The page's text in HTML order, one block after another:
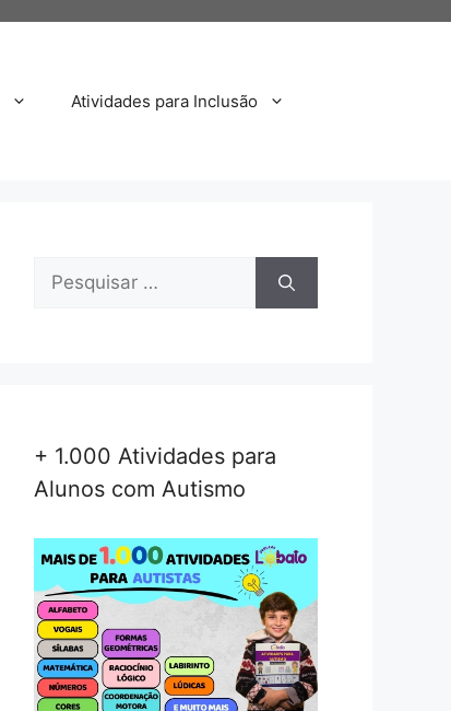
Atividades para Inclusão
Pesquisar
+ 1.000 Atividades para
Alunos com Autismo